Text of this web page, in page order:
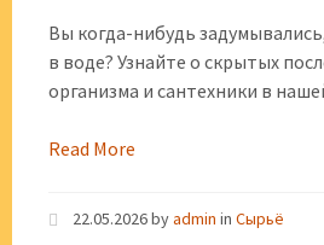
Вы когда-нибудь
в воде? Узнайте о скрытых
организма и сантехники в
Read More
22.05.2026byadmin in Сырьё